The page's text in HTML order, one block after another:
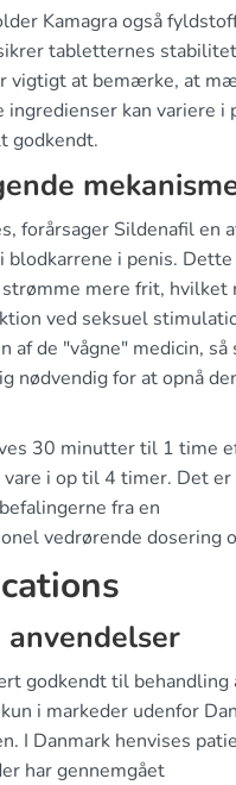
Kamagra også
tabletternes
vigtigt at bemærke, at
ingredienser kan variere i
godkendt.
forårsager Sildenafil en
blodkarrene i penis.
mere frit, hvilket
ved seksuel
af de "vågne" medicin, så
nødvendig for at opnå
30 minutter til 1 time
vare i op til 4 timer. Det er
fra en
vedrørende dosering
anvendelser
godkendt til behandling
i markeder udenfor
I Danmark henvises
har gennemgået